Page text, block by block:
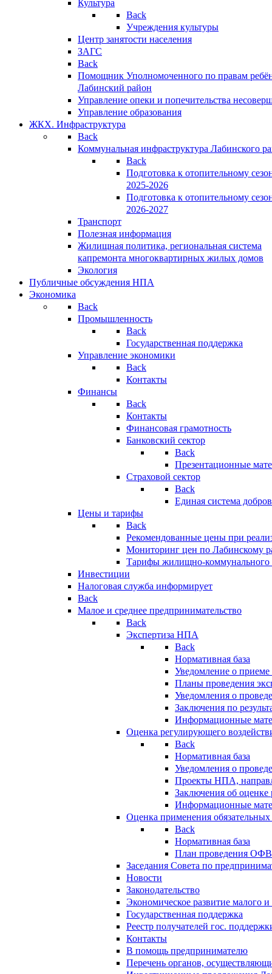
Культура
Back
Учреждения культуры
Центр занятости населения
ЗАГС
Back
Помощник Уполномоченного по правам
Лабинский район
Управление опеки и попечительства
Управление образования
ЖКХ. Инфраструктура
Back
Коммунальная инфраструктура Лабинского
Back
Подготовка к отопительному
2025-2026
Подготовка к отопительному
2026-2027
Транспорт
Полезная информация
Жилищная политика, региональная система
капремонта многоквартирных жилых домов
Экология
Публичные обсуждения НПА
Экономика
Back
Промышленность
Back
Государственная поддержка
Управление экономики
Back
Контакты
Финансы
Back
Контакты
Финансовая грамотность
Банковский сектор
Back
Презентационные
Страховой сектор
Back
Единая система
Цены и тарифы
Back
Рекомендованные цены при
Мониторинг цен по Лабинскому
Тарифы жилищно-коммунального
Инвестиции
Налоговая служба информирует
Back
Малое и среднее предпринимательство
Back
Экспертиза НПА
Back
Нормативная база
Уведомление о
Планы проведения
Уведомления о
Заключения по
Информационные
Оценка регулирующего
Back
Нормативная база
Уведомления о
Проекты НПА,
Заключения об
Информационные
Оценка применения
Back
Нормативная база
План проведения
Заседания Совета по
Новости
Законодательство
Экономическое развитие малого и
Государственная поддержка
Реестр получателей гос.
Контакты
В помощь предпринимателю
Перечень органов,